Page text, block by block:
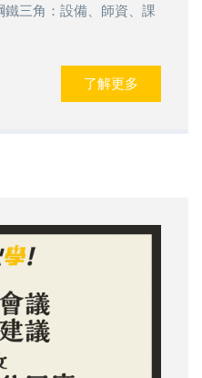
三角：設備、師資、課
了解更多